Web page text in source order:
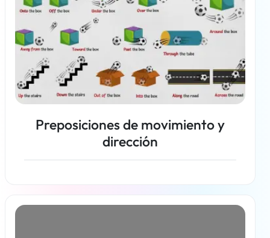
Preposiciones de movimiento y
dirección
Más información